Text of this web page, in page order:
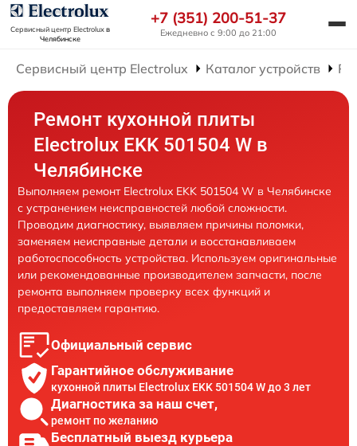
Сервисный центр Electroluxв
Челябинске
+7 (351) 200-51-37
Ежедневно с 9:00 до 21:00
Сервисный центр Electrolux Каталог устройств
Ремонт кухонной плиты
Electrolux EKK 501504 W в
Челябинске
Выполняем ремонт Electrolux EKK 501504 W в Челябинске
с устранением неисправностей любой сложности.
Проводим диагностику, выявляем причины поломки,
заменяем неисправные детали и восстанавливаем
работоспособность устройства. Используем оригинальные
или рекомендованные производителем запчасти, после
ремонта выполняем проверку всех функций и
предоставляем гарантию.
Официальный сервис
Гарантийное обслуживание
кухонной плиты Electrolux EKK 501504 W до 3 лет
Диагностика за наш счет,
ремонт по желанию
Бесплатный выезд курьера